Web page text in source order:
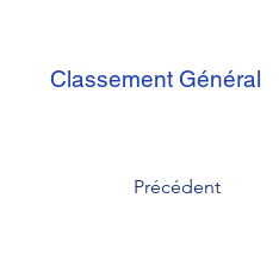
Classement Général
Précédent